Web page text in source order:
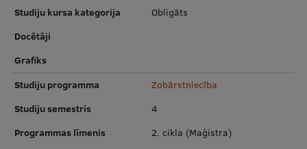
Studiju kursa kategorija
Obligāts
Docētāji
Grafiks
Studiju programma
Zobārstniecība
Studiju semestris
4
Programmas līmenis
2. cikla (Maģistra)